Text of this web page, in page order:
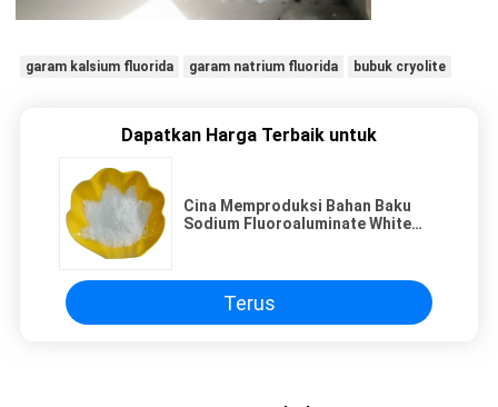
garam kalsium fluorida garam natrium fluorida bubuk cryolite
Dapatkan Harga Terbaik untuk
Cina Memproduksi Bahan Baku
Sodium Fluoroaluminate White
Terus